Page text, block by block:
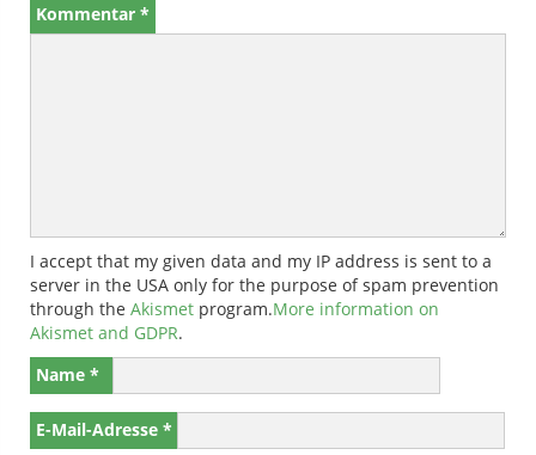
Kommentar *
I accept that my given data and my IP address is sent to a
server in the USA only for the purpose of spam prevention
through the Akismet program.More information on
Akismet and GDPR.
Name *
E-Mail-Adresse *